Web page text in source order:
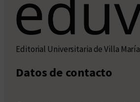
Editorial Universitaria de Villa María
Datos de contacto